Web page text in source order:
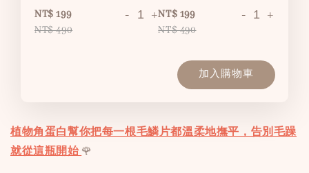
NT$ 199
NT$ 490
- +NT$ 199
NT$ 490
- +
加入購物車
植物角蛋白幫你把每一根毛鱗片都溫柔地撫平，告別毛躁
就從這瓶開始 🌹